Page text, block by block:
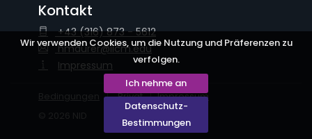
Wir verwenden Cookies, um die Nutzung und Präferenzen zu
verfolgen.
Ich nehme an
Datenschutz-
Bestimmungen
Kontakt
+43 (316) 873 - 5612
hmaurer@iicm.edu
Impressum
Privat
Impressum